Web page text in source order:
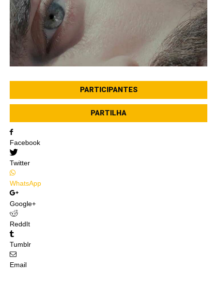
PARTICIPANTES
PARTILHA
Facebook
Twitter
WhatsApp
Google+
ReddIt
Tumblr
Email